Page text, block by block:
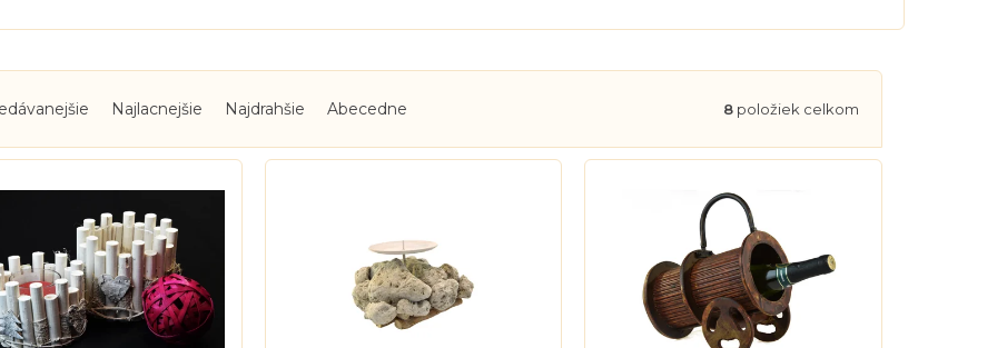
Najlacnejšie Najdrahšie Abecedne 8 položiek celkom